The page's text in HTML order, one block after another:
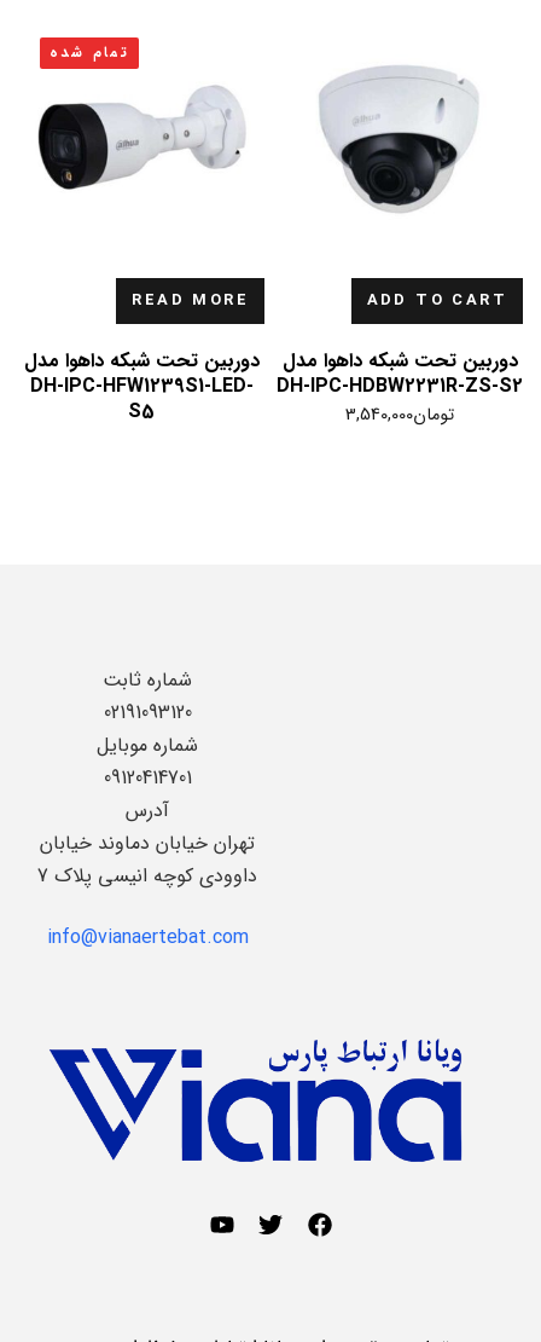
ADD TO CART
دوربین تحت شبکه داهوا مدل
DH-IPC-HDBW2231R-ZS-S2
تومان3,540,000
تمام شده
READ MORE
دوربین تحت شبکه داهوا مدل
DH-IPC-HFW1239S1-LED-
S5
شماره ثابت
02191093120
شماره موبایل
09120414701
آدرس
تهران خیابان دماوند خیابان
داوودی کوچه انیسی پلاک 7
info@vianaertebat.com